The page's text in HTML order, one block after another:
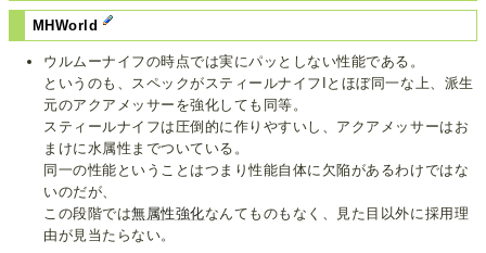
MHWorld
ウルムーナイフの時点では実にパッとしない性能である。
というのも、スペックがスティールナイフIとほぼ同一な上、派生
元のアクアメッサーを強化しても同等。
スティールナイフは圧倒的に作りやすいし、アクアメッサーはお
まけに水属性までついている。
同一の性能ということはつまり性能自体に欠陥があるわけではな
いのだが、
この段階では無属性強化なんてものもなく、見た目以外に採用理
由が見当たらない。